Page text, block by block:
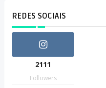
REDES SOCIAIS
2111
Followers